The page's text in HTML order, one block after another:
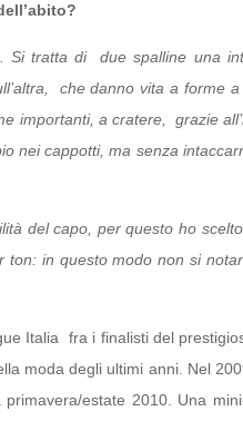
Si tratta di due spalline una
che danno vita a forme
importanti, a cratere, grazie
nei cappotti, ma senza
del capo, per questo ho
in questo modo non si
Italia fra i finalisti del
moda degli ultimi anni. Nel
estate 2010. Una